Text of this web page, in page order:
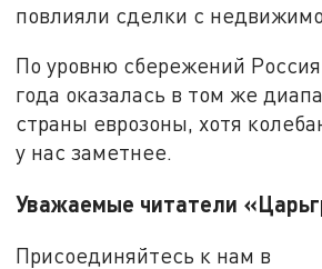
повлияли сделки с
По уровню сбережений
года оказалась в том же
страны еврозоны, хотя
у нас заметнее.
Уважаемые читатели
Присоединяйтесь к нам в